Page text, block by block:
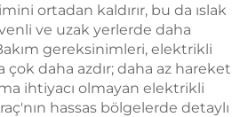
ortadan kaldırır, bu da ıslak
ve uzak yerlerde daha
gereksinimleri, elektrikli
çok daha azdır; daha az hareket
ihtiyacı olmayan elektrikli
hassas bölgelerde detaylı